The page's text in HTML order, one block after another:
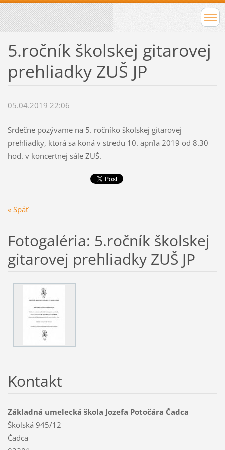
5.ročník školskej gitarovej
prehliadky ZUŠ JP
05.04.2019 22:06
Srdečne pozývame na 5. ročníko školskej gitarovej
prehliadky, ktorá sa koná v stredu 10. apríla 2019 od 8.30
hod. v koncertnej sále ZUŠ.
« Späť
Fotogaléria: 5.ročník školskej
gitarovej prehliadky ZUŠ JP
Kontakt
Základná umelecká škola Jozefa Potočára Čadca
Školská 945/12
Čadca